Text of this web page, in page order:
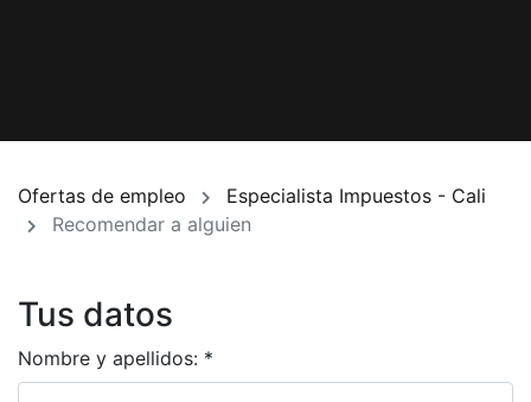
Ofertas de empleo
Especialista Impuestos - Cali
Recomendar a alguien
Tus datos
Nombre y apellidos: *